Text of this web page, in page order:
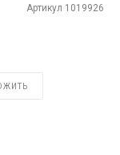
Артикул 1019926